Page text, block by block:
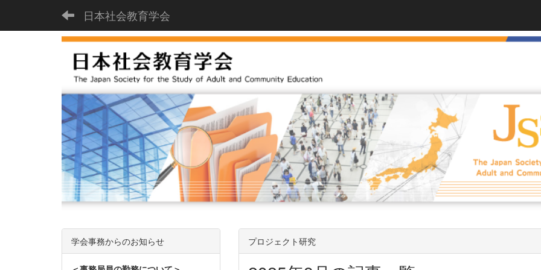
日本社会教育学会
プロジェクト研究
学会事務からのお知らせ